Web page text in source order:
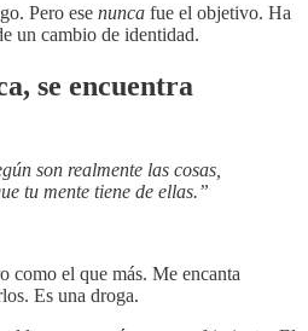
Pero ese nunca fue el objetivo. Ha
un cambio de identidad.
se encuentra
son realmente las cosas,
tu mente tiene de ellas.”
como el que más. Me encanta
Es una droga.